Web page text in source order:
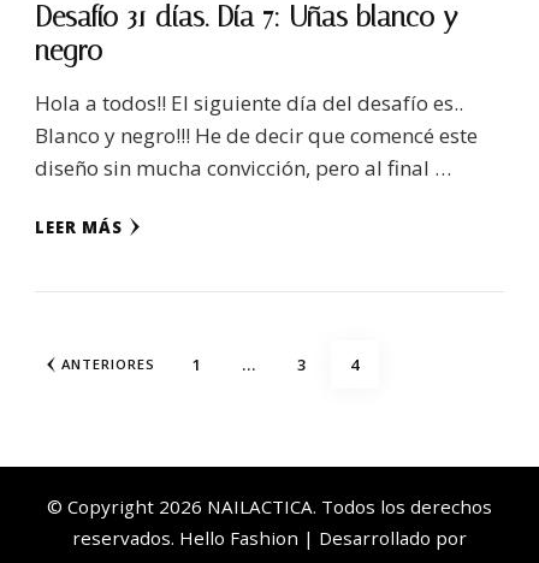
Desafío 31 días. Día 7: Uñas blanco y
negro
Hola a todos!! El siguiente día del desafío es..
Blanco y negro!!! He de decir que comencé este
diseño sin mucha convicción, pero al final …
LEER MÁS
Navegación
ANTERIORES PÁGINA
1 … PÁGINA
3 PÁGINA
4
© Copyright 2026 NAILACTICA. Todos los derechos
reservados. Hello Fashion | Desarrollado por